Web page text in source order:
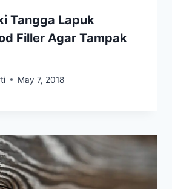
Tangga Lapuk
Filler Agar Tampak
May 7, 2018